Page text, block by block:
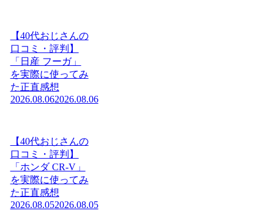
【40代おじさんの
口コミ・評判】
「日産 フーガ」
を実際に使ってみ
た正直感想
2026.08.062026.08.06
【40代おじさんの
口コミ・評判】
「ホンダ CR-V」
を実際に使ってみ
た正直感想
2026.08.052026.08.05